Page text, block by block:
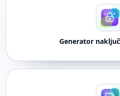
Generator